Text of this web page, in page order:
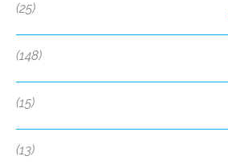
(25)
(148)
(15)
(13)